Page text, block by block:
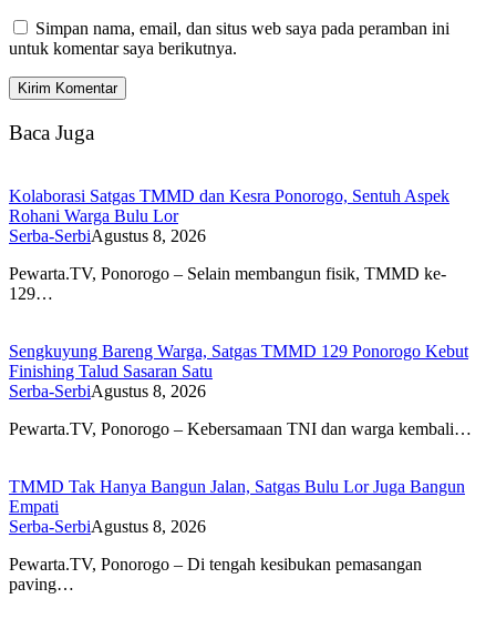
Simpan nama, email, dan situs web saya pada peramban ini
untuk komentar saya berikutnya.
Baca Juga
Kolaborasi Satgas TMMD dan Kesra Ponorogo, Sentuh Aspek
Rohani Warga Bulu Lor
Serba-SerbiAgustus 8, 2026
Pewarta.TV, Ponorogo – Selain membangun fisik, TMMD ke-
129…
Sengkuyung Bareng Warga, Satgas TMMD 129 Ponorogo Kebut
Finishing Talud Sasaran Satu
Serba-SerbiAgustus 8, 2026
Pewarta.TV, Ponorogo – Kebersamaan TNI dan warga kembali…
TMMD Tak Hanya Bangun Jalan, Satgas Bulu Lor Juga Bangun
Empati
Serba-SerbiAgustus 8, 2026
Pewarta.TV, Ponorogo – Di tengah kesibukan pemasangan
paving…